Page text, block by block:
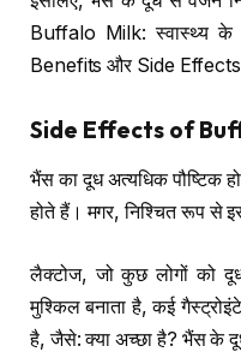
Buffalo Milk: स्वास्थ्य
Benefits और Side
Side Effects of
भैंस का दूध अत्यधिक
होते हैं। मगर, निश्चित रूप से
लैक्टोज, जो कुछ लोगों को
मुश्किल बनाता है, कई
है, जैसे: क्या अच्छा है? भैंस के